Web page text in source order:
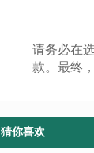
请务必在
款。最终
猜你喜欢